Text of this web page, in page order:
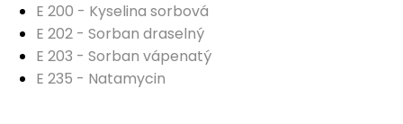
E 200 - Kyselina sorbová
E 202 - Sorban draselný
E 203 - Sorban vápenatý
E 235 - Natamycin